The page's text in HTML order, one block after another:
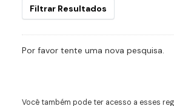
Filtrar Resultados
Por favor tente uma nova pesquisa.
Você também pode ter acesso a esses